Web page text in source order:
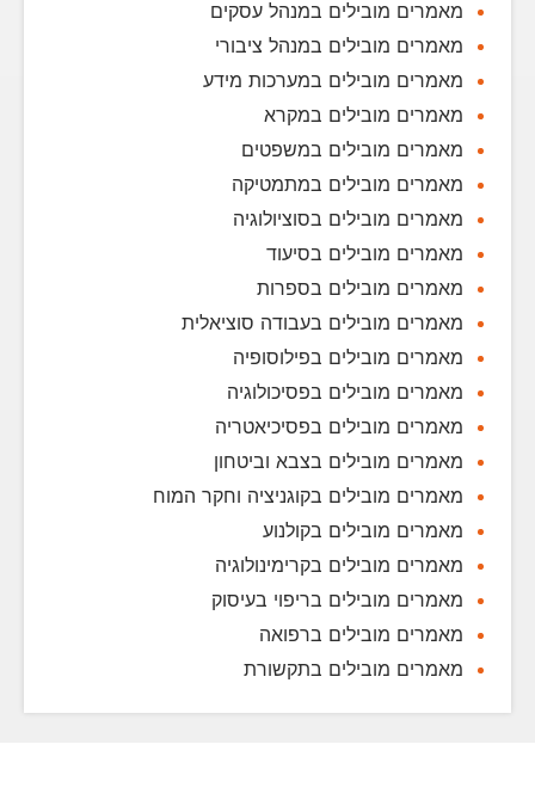
מאמרים מובילים במנהל עסקים
מאמרים מובילים במנהל ציבורי
מאמרים מובילים במערכות מידע
מאמרים מובילים במקרא
מאמרים מובילים במשפטים
מאמרים מובילים במתמטיקה
מאמרים מובילים בסוציולוגיה
מאמרים מובילים בסיעוד
מאמרים מובילים בספרות
מאמרים מובילים בעבודה סוציאלית
מאמרים מובילים בפילוסופיה
מאמרים מובילים בפסיכולוגיה
מאמרים מובילים בפסיכיאטריה
מאמרים מובילים בצבא וביטחון
מאמרים מובילים בקוגניציה וחקר המוח
מאמרים מובילים בקולנוע
מאמרים מובילים בקרימינולוגיה
מאמרים מובילים בריפוי בעיסוק
מאמרים מובילים ברפואה
מאמרים מובילים בתקשורת